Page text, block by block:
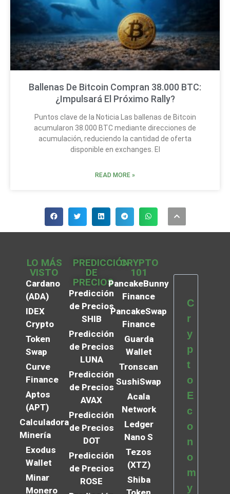
Ballenas De Bitcoin Compran 38.000 BTC:
¿Impulsará El Próximo Rally?
Puntos clave de la Noticia Las ballenas de Bitcoin
acumularon 38.000 BTC mediante direcciones de
acumulación, reduciendo la cantidad de oferta
disponible en exchanges. El
READ MORE »
LO MÁS
VISTO
Cardano
(ADA)
IDEX
Crypto
Token
Swap
Curve
Finance
Aptos
(APT)
Calculadora
Minería
Exodus
Wallet
Minar
Monero
PREDICCIÓN
DE
PRECIOS
Predicción
de Precios
SHIB
Predicción
de Precios
LUNA
Predicción
de Precios
AVAX
Predicción
de Precios
DOT
Predicción
de Precios
ROSE
CRYPTO
101
PancakeBunny
Finance
PancakeSwap
Finance
Guarda
Wallet
Tronscan
SushiSwap
Acala
Network
Ledger
Nano S
Tezos
(XTZ)
Shiba
C
r
y
p
t
o
E
c
o
n
o
m
y